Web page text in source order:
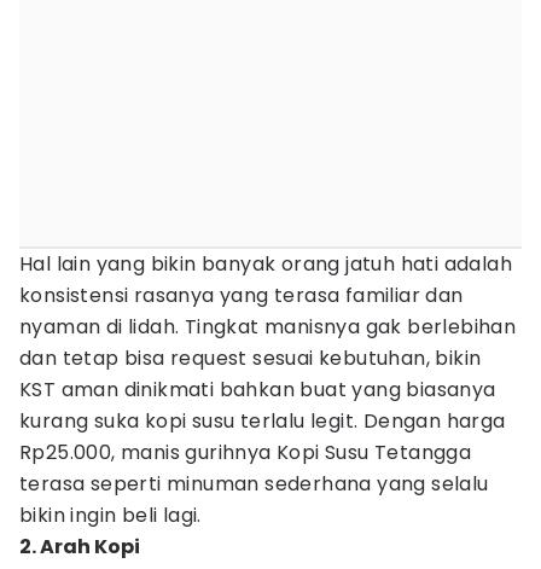
Hal lain yang bikin banyak orang jatuh hati adalah
konsistensi rasanya yang terasa familiar dan
nyaman di lidah. Tingkat manisnya gak berlebihan
dan tetap bisa request sesuai kebutuhan, bikin
KST aman dinikmati bahkan buat yang biasanya
kurang suka kopi susu terlalu legit. Dengan harga
Rp25.000, manis gurihnya Kopi Susu Tetangga
terasa seperti minuman sederhana yang selalu
bikin ingin beli lagi.
2. Arah Kopi